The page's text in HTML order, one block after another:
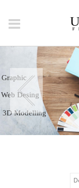
3D Modelling
Graphic
Web Desing